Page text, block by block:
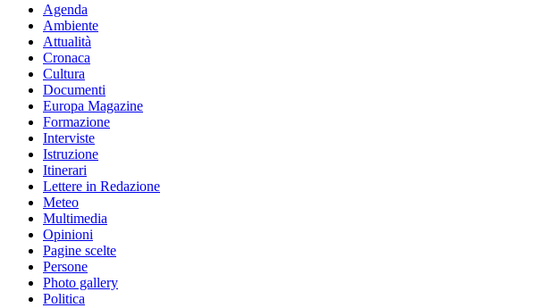
Agenda
Ambiente
Attualità
Cronaca
Cultura
Documenti
Europa Magazine
Formazione
Interviste
Istruzione
Itinerari
Lettere in Redazione
Meteo
Multimedia
Opinioni
Pagine scelte
Persone
Photo gallery
Politica